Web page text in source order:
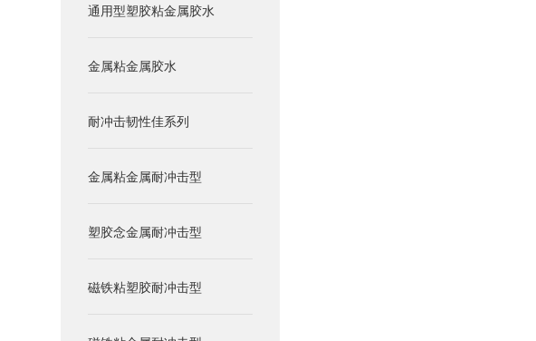
通用型塑胶粘金属胶水
金属粘金属胶水
耐冲击韧性佳系列
金属粘金属耐冲击型
塑胶念金属耐冲击型
磁铁粘塑胶耐冲击型